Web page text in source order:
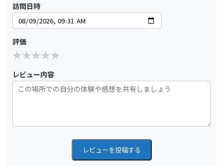
訪問日時
評価
レビュー内容
レビューを投稿する